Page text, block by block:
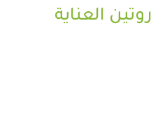
العناية